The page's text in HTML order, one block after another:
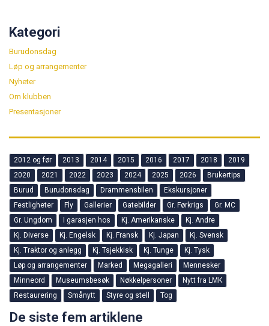
Kategori
Burudonsdag
Løp og arrangementer
Nyheter
Om klubben
Presentasjoner
2012 og før 2013 2014 2015 2016 2017 2018
2019
2020
2021 2022 2023 2024 2025 2026
Brukertips
Burud
Burudonsdag Drammensbilen
Ekskursjoner
Festligheter
Fly Gallerier Gatebilder Gr. Førkrigs
Gr. MC
Gr. Ungdom
I garasjen hos Kj. Amerikanske
Kj. Andre
Kj. Diverse
Kj. Engelsk Kj. Fransk Kj. Japan
Kj. Svensk
Kj. Traktor og anlegg
Kj. Tsjekkisk Kj. Tunge
Kj. Tysk
Løp og arrangementer
Marked Megagalleri
Mennesker
Minneord
Museumsbesøk Nøkkelpersoner
Nytt fra LMK
Restaurering
Smånytt Styre og stell Tog
De siste fem artiklene